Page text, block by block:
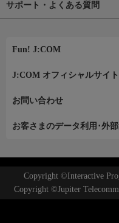
サポート・よくある質問
Fun! J:COM
J:COM オフィシャルサイト
お問い合わせ
お客さまのデータ利用･外
Copyright ©Interactive
Copyright ©Jupiter